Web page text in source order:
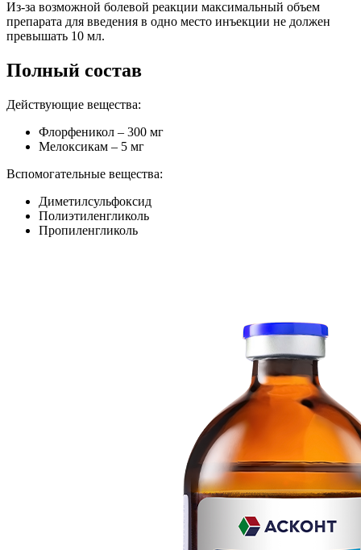
Из-за возможной болевой реакции максимальный объем
препарата для введения в одно место инъекции не должен
превышать 10 мл.
Полный состав
Действующие вещества:
Флорфеникол – 300 мг
Мелоксикам – 5 мг
Вспомогательные вещества:
Диметилсульфоксид
Полиэтиленгликоль
Пропиленгликоль